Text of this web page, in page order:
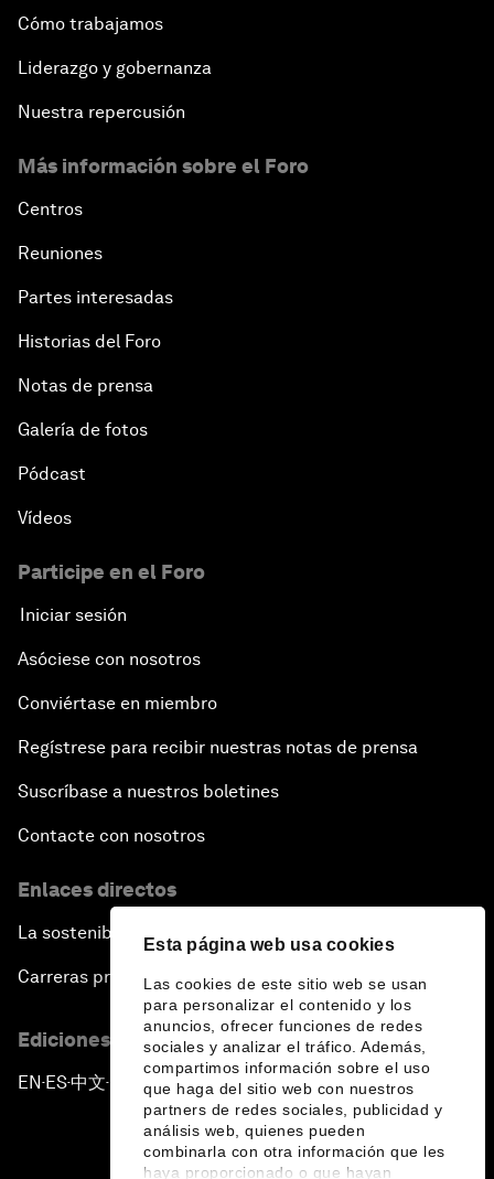
Esta página web usa cookies
Las cookies de este sitio web se usan
para personalizar el contenido y los
anuncios, ofrecer funciones de redes
sociales y analizar el tráfico. Además,
compartimos información sobre el uso
que haga del sitio web con nuestros
partners de redes sociales, publicidad y
análisis web, quienes pueden
combinarla con otra información que les
haya proporcionado o que hayan
Cómo trabajamos
Liderazgo y gobernanza
Nuestra repercusión
Más información sobre el Foro
Centros
Reuniones
Partes interesadas
Historias del Foro
Notas de prensa
Galería de fotos
Pódcast
Vídeos
Participe en el Foro
Iniciar sesión
Asóciese con nosotros
Conviértase en miembro
Regístrese para recibir nuestras notas de prensa
Suscríbase a nuestros boletines
Contacte con nosotros
Enlaces directos
La sostenibilidad en el Foro
Carreras profesionales
Ediciones en otros idiomas
EN ▪ES▪中文▪ 日本語